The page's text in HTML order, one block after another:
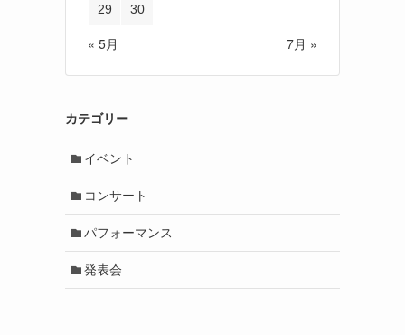
29 30
« 5月 7月 »
カテゴリー
イベント
コンサート
パフォーマンス
発表会